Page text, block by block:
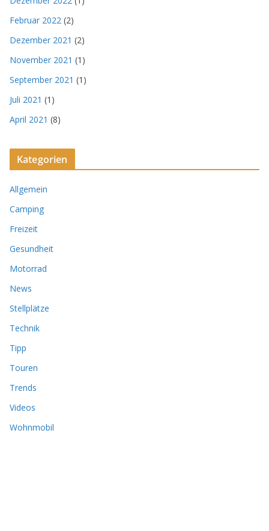
Februar 2022 (2)
Dezember 2021 (2)
November 2021 (1)
September 2021 (1)
Juli 2021 (1)
April 2021 (8)
Kategorien
Allgemein
Camping
Freizeit
Gesundheit
Motorrad
News
Stellplätze
Technik
Tipp
Touren
Trends
Videos
Wohnmobil